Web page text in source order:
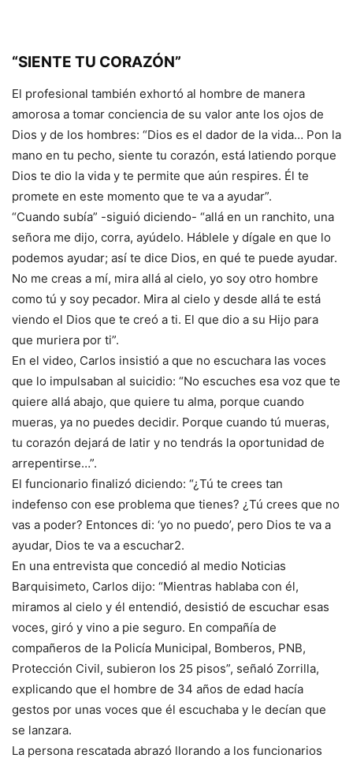
“SIENTE TU CORAZÓN”
El profesional también exhortó al hombre de manera
amorosa a tomar conciencia de su valor ante los ojos de
Dios y de los hombres: “Dios es el dador de la vida… Pon la
mano en tu pecho, siente tu corazón, está latiendo porque
Dios te dio la vida y te permite que aún respires. Él te
promete en este momento que te va a ayudar”.
“Cuando subía” -siguió diciendo- “allá en un ranchito, una
señora me dijo, corra, ayúdelo. Háblele y dígale en que lo
podemos ayudar; así te dice Dios, en qué te puede ayudar.
No me creas a mí, mira allá al cielo, yo soy otro hombre
como tú y soy pecador. Mira al cielo y desde allá te está
viendo el Dios que te creó a ti. El que dio a su Hijo para
que muriera por ti”.
En el video, Carlos insistió a que no escuchara las voces
que lo impulsaban al suicidio: “No escuches esa voz que te
quiere allá abajo, que quiere tu alma, porque cuando
mueras, ya no puedes decidir. Porque cuando tú mueras,
tu corazón dejará de latir y no tendrás la oportunidad de
arrepentirse…”.
El funcionario finalizó diciendo: “¿Tú te crees tan
indefenso con ese problema que tienes? ¿Tú crees que no
vas a poder? Entonces di: ‘yo no puedo’, pero Dios te va a
ayudar, Dios te va a escuchar2.
En una entrevista que concedió al medio Noticias
Barquisimeto, Carlos dijo: “Mientras hablaba con él,
miramos al cielo y él entendió, desistió de escuchar esas
voces, giró y vino a pie seguro. En compañía de
compañeros de la Policía Municipal, Bomberos, PNB,
Protección Civil, subieron los 25 pisos”, señaló Zorrilla,
explicando que el hombre de 34 años de edad hacía
gestos por unas voces que él escuchaba y le decían que
se lanzara.
La persona rescatada abrazó llorando a los funcionarios